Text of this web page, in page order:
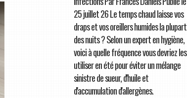
25 juillet 26 Le temps chaud laisse vos
draps et vos oreillers humides la plupart
des nuits ? Selon un expert en hygiène,
voici à quelle fréquence vous devriez les
utiliser en été pour éviter un mélange
sinistre de sueur, d'huile et
d'accumulation d'allergènes.